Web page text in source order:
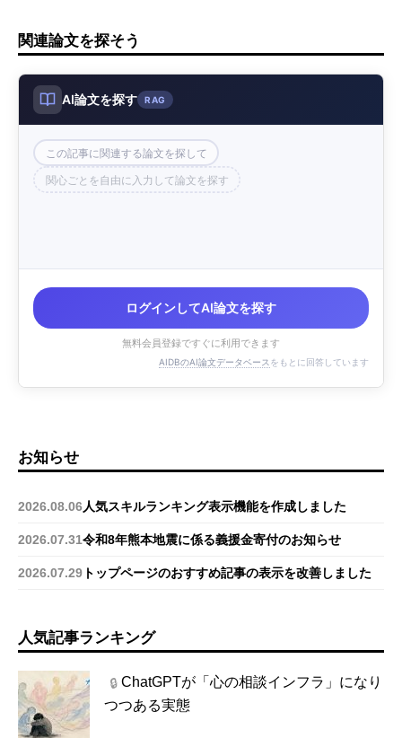
関連論文を探そう
AI論文を探す RAG
この記事に関連する論文を探して
関心ごとを自由に入力して論文を探す
ログインしてAI論文を探す
無料会員登録ですぐに利用できます
AIDBのAI論文データベース をもとに回答しています
お知らせ
2026.08.06人気スキルランキング表示機能を作成しました
2026.07.31令和8年熊本地震に係る義援金寄付のお知らせ
2026.07.29 トップページのおすすめ記事の表示を改善しました
人気記事ランキング
🔒ChatGPTが「心の相談インフラ」になり
つつある実態